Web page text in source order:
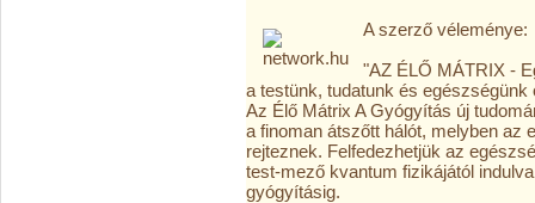
A szerző véleménye:
"AZ ÉLŐ MÁTRIX -
a testünk, tudatunk és
Az Élő Mátrix A Gyógyítás új
a finoman átszőtt hálót, melyben az
rejteznek. Felfedezhetjük az
test-mező kvantum fizikájától
gyógyításig.